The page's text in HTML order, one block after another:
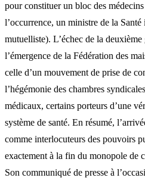
pour constituer un bloc des
l’occurrence, un ministre de la
mutuelliste). L’échec de la
l’émergence de la Fédération des
celle d’un mouvement de prise de
l’hégémonie des chambres
médicaux, certains porteurs d’une
système de santé. En résumé,
comme interlocuteurs des pouvoirs
exactement à la fin du monopole de
Son communiqué de presse à